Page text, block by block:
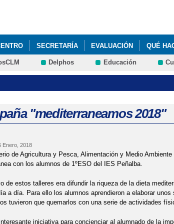
SECRETARÍA EVALUACIÓN QUÉ
SE INTERNACIONALIZA ANTÁRTIDA 22/23
Delphos Educación
"mediterraneamos 2018"
Enero, 2018
de Agricultura y Pesca, Alimentación y Medio
con los alumnos de 1ºESO del IES Peñalba.
de estos talleres era difundir la riqueza de la dieta
a día. Para ello los alumnos aprendieron a elaborar
tuvieron que quemarlos con una serie de actividades
iniciativa para concienciar al alumnado de la